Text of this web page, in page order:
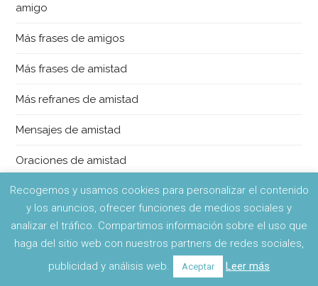
amigo
Más frases de amigos
Más frases de amistad
Más refranes de amistad
Mensajes de amistad
Oraciones de amistad
Pensamientos de amistad
Poemas de amistad
Proverbios de amistad
Recogemos y usamos cookies para personalizar el contenido
y los anuncios, ofrecer funciones de medios sociales y
analizar el tráfico. Compartimos información sobre el uso que
haga del sitio web con nuestros partners de redes sociales,
publicidad y análisis web.
Aceptar Leer más